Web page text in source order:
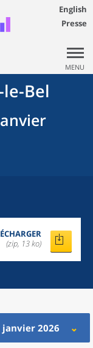
English
Presse
MENU
Bel
(zip, 13 ko)
janvier 2026